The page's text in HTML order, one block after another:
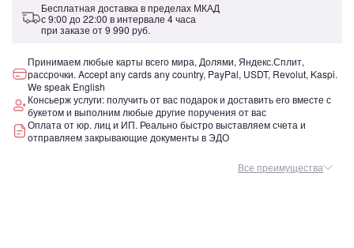
Бесплатная доставка в пределах МКАД
с 9:00 до 22:00 в интервале 4 часа
при заказе от9 990 руб.
Принимаем любые карты всего мира, Долями, Яндекс.Сплит,
рассрочки. Accept any cards any country, PayPal, USDT, Revolut, Kaspi.
We speak English
Консьерж услуги: получить от вас подарок и доставить его вместе с
букетом и выполним любые другие поручения от вас
Оплата от юр. лиц и ИП. Реально быстро выставляем счета и
отправляем закрывающие документы в ЭДО
Все преимущества